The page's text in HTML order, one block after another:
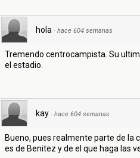
hola · hace 604 semanas
Tremendo centrocampista. Su
el estadio.
kay · hace 604 semanas
Bueno, pues realmente parte de la
es de Benitez y de el que haga las